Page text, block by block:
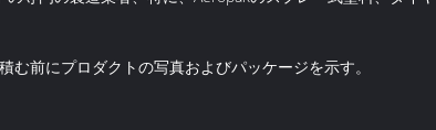
前にプロダクトの写真およびパッケージを示す。